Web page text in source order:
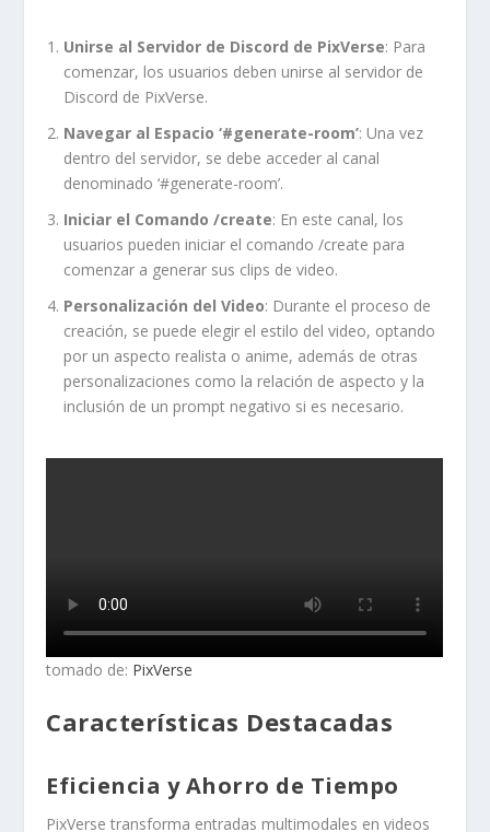
Unirse al Servidor de Discord de PixVerse: Para
comenzar, los usuarios deben unirse al servidor de
Discord de PixVerse.
Navegar al Espacio ‘#generate-room’: Una vez
dentro del servidor, se debe acceder al canal
denominado ‘#generate-room’.
Iniciar el Comando /create: En este canal, los
usuarios pueden iniciar el comando /create para
comenzar a generar sus clips de video.
Personalización del Video: Durante el proceso de
creación, se puede elegir el estilo del video, optando
por un aspecto realista o anime, además de otras
personalizaciones como la relación de aspecto y la
inclusión de un prompt negativo si es necesario.
tomado de: PixVerse
Características Destacadas
Eficiencia y Ahorro de Tiempo
PixVerse transforma entradas multimodales en videos